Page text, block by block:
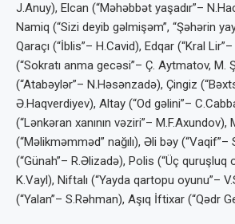
J.Anuy), Elcan (“Məhəbbət yaşadır”–
Namiq (“Sizi deyib gəlmişəm”, “Şəhərin
Qaraçı (“İblis”– H.Cavid), Edqar (“Kral
(“Sokratı anma gecəsi”– Ç. Aytmatov, M.
(“Atabəylər”– N.Həsənzadə), Çingiz
Ə.Haqverdiyev), Altay (“Od gəlini”–
(“Lənkəran xanının vəziri”–
(“Məlikməmməd” nağılı), Əli bəy (“Vaqif”–
(“Günah”– R.Əlizadə), Polis (“Üç quruşluq
K.Vayl), Niftalı (“Yayda qartopu oyunu”–
(“Yalan”– S.Rəhman), Aşıq İftixar (“Qədr